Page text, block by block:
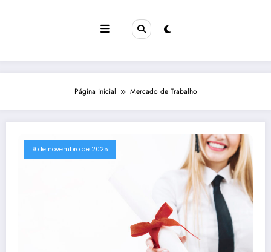
Página inicial Mercado de Trabalho
9 de novembro de 2025